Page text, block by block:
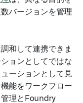
バージョンを管理
和して連携できま
ョンとしてではな
ーションとして見
能をワークフロー
理とFoundry